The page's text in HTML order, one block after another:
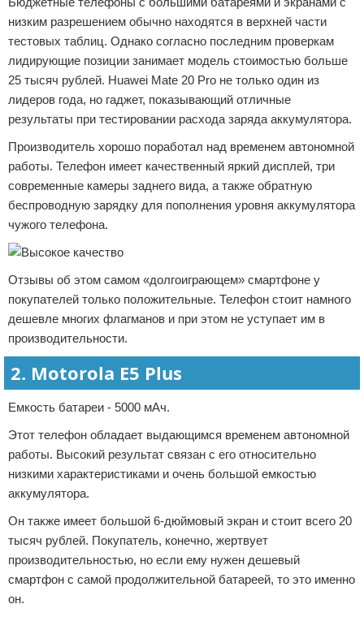
низким разрешением обычно находятся в верхней части
тестовых таблиц. Однако согласно последним проверкам
лидирующие позиции занимает модель стоимостью больше
25 тысяч рублей. Huawei Mate 20 Pro не только один из
лидеров года, но гаджет, показывающий отличные
результаты при тестировании расхода заряда аккумулятора.
Производитель хорошо поработал над временем автономной
работы. Телефон имеет качественный яркий дисплей, три
современные камеры заднего вида, а также обратную
беспроводную зарядку для пополнения уровня аккумулятора
чужого телефона.
Отзывы об этом самом «долгоиграющем» смартфоне у
покупателей только положительные. Телефон стоит намного
дешевле многих флагманов и при этом не уступает им в
производительности.
2. Motorola E5 Plus
Емкость батареи - 5000 мАч.
Этот телефон обладает выдающимся временем автономной
работы. Высокий результат связан с его относительно
низкими характеристиками и очень большой емкостью
аккумулятора.
Он также имеет большой 6-дюймовый экран и стоит всего 20
тысяч рублей. Покупатель, конечно, жертвует
производительностью, но если ему нужен дешевый
смартфон с самой продолжительной батареей, то это именно
он.